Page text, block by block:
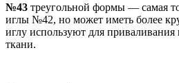
№43 треугольной формы — самая
иглы №42, но может иметь более
иглу используют для
ткани.